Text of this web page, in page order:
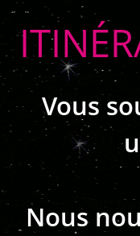
Vous
Nous